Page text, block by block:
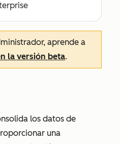
aprende a
la versión beta.
los datos de
una